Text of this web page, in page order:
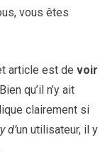
vous êtes
article est devoir
qu’il n’y ait
clairement si
d’un utilisateur, il y